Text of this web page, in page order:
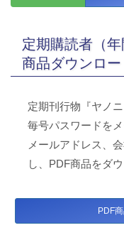
定期購読者（
商品ダウンロー
定期刊行物『ヤノ
毎号パスワードを
メールアドレス、
し、PDF商品をダ
PDF